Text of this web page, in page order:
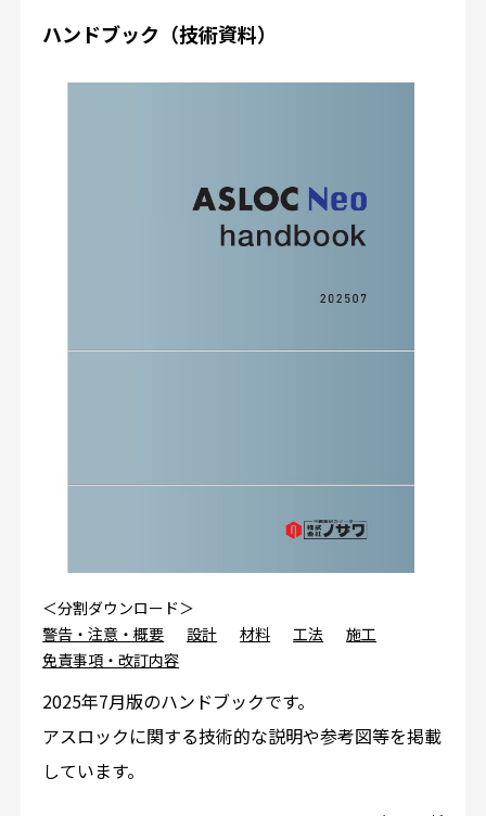
ハンドブック（技術資料）
＜分割ダウンロード＞
警告・注意・概要
設計 材料 工法
施工
免責事項・改訂内容
2025年7月版のハンドブックです。
アスロックに関する技術的な説明や参考図等を掲載
しています。